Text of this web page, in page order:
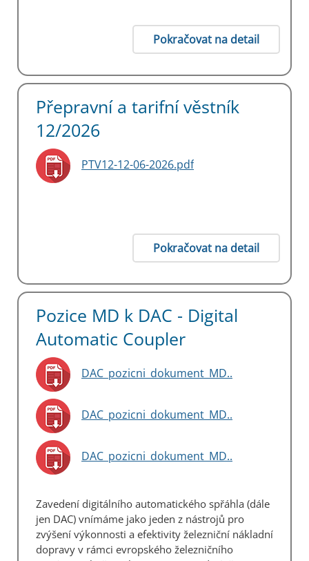
Pokračovat na detail
Přepravní a tarifní věstník
12/2026
PTV12-12-06-2026.pdf
Pokračovat na detail
Pozice MD k DAC - Digital
Automatic Coupler
DAC_pozicni_dokument_MD..
DAC_pozicni_dokument_MD..
DAC_pozicni_dokument_MD..
Zavedení digitálního automatického spřáhla (dále
jen DAC) vnímáme jako jeden z nástrojů pro
zvýšení výkonnosti a efektivity železniční nákladní
dopravy v rámci evropského železničního